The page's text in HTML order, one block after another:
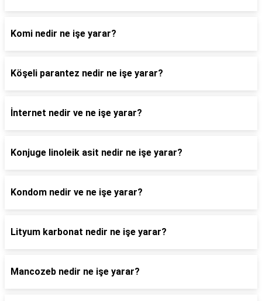
Komi nedir ne işe yarar?
Köşeli parantez nedir ne işe yarar?
İnternet nedir ve ne işe yarar?
Konjuge linoleik asit nedir ne işe yarar?
Kondom nedir ve ne işe yarar?
Lityum karbonat nedir ne işe yarar?
Mancozeb nedir ne işe yarar?